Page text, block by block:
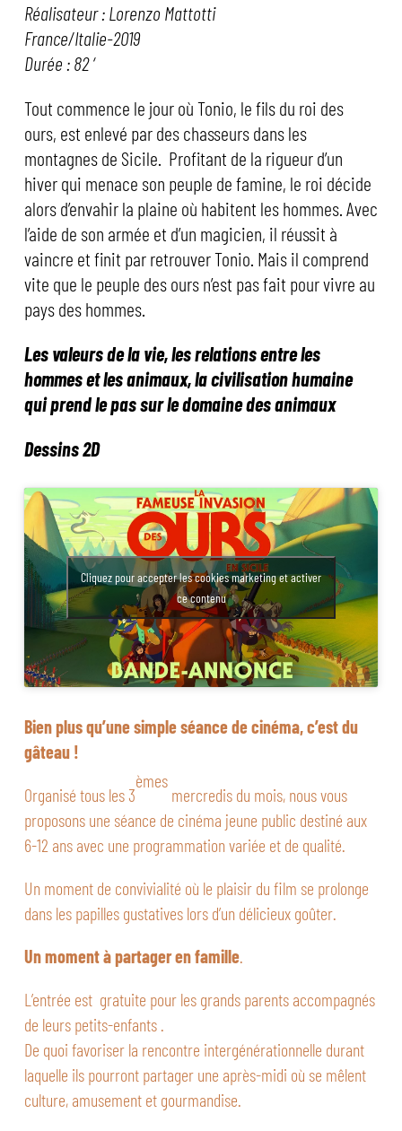
Réalisateur : Lorenzo Mattotti
France/Italie-2019
Durée : 82 ‘
Tout commence le jour où Tonio, le fils du roi des
ours, est enlevé par des chasseurs dans les
montagnes de Sicile. Profitant de la rigueur d’un
hiver qui menace son peuple de famine, le roi décide
alors d’envahir la plaine où habitent les hommes. Avec
l’aide de son armée et d’un magicien, il réussit à
vaincre et finit par retrouver Tonio. Mais il comprend
vite que le peuple des ours n’est pas fait pour vivre au
pays des hommes.
Les valeurs de la vie, les relations entre les
hommes et les animaux, la civilisation humaine
qui prend le pas sur le domaine des animaux
Dessins 2D
Cliquez pour accepter les cookies marketing et activer
ce contenu
Bien plus qu’une simple séance de cinéma, c’est du
gâteau !
Organisé tous les 3
èmes
mercredis du mois, nous vous
proposons une séance de cinéma jeune public destiné aux
6-12 ans avec une programmation variée et de qualité.
Un moment de convivialité où le plaisir du film se prolonge
dans les papilles gustatives lors d’un délicieux goûter.
Un moment à partager en famille.
L’entrée est gratuite pour les grands parents accompagnés
de leurs petits-enfants .
De quoi favoriser la rencontre intergénérationnelle durant
laquelle ils pourront partager une après-midi où se mêlent
culture, amusement et gourmandise.